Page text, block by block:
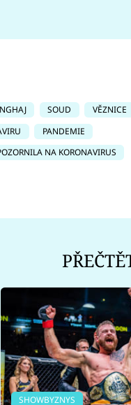
SOUD VĚZNICE
PANDEMIE
NA KORONAVIRUS
SHOWBYZNYS